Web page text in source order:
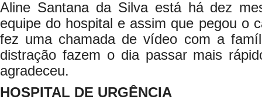
Aline Santana da Silva está há dez
equipe do hospital e assim que pegou o
fez uma chamada de vídeo com a
distração fazem o dia passar mais
agradeceu.
HOSPITAL DE URGÊNCIA